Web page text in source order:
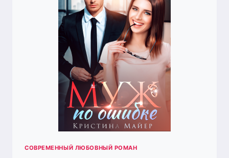
СОВРЕМЕННЫЙ ЛЮБОВНЫЙ РОМАН